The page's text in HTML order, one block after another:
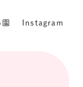
Instagram